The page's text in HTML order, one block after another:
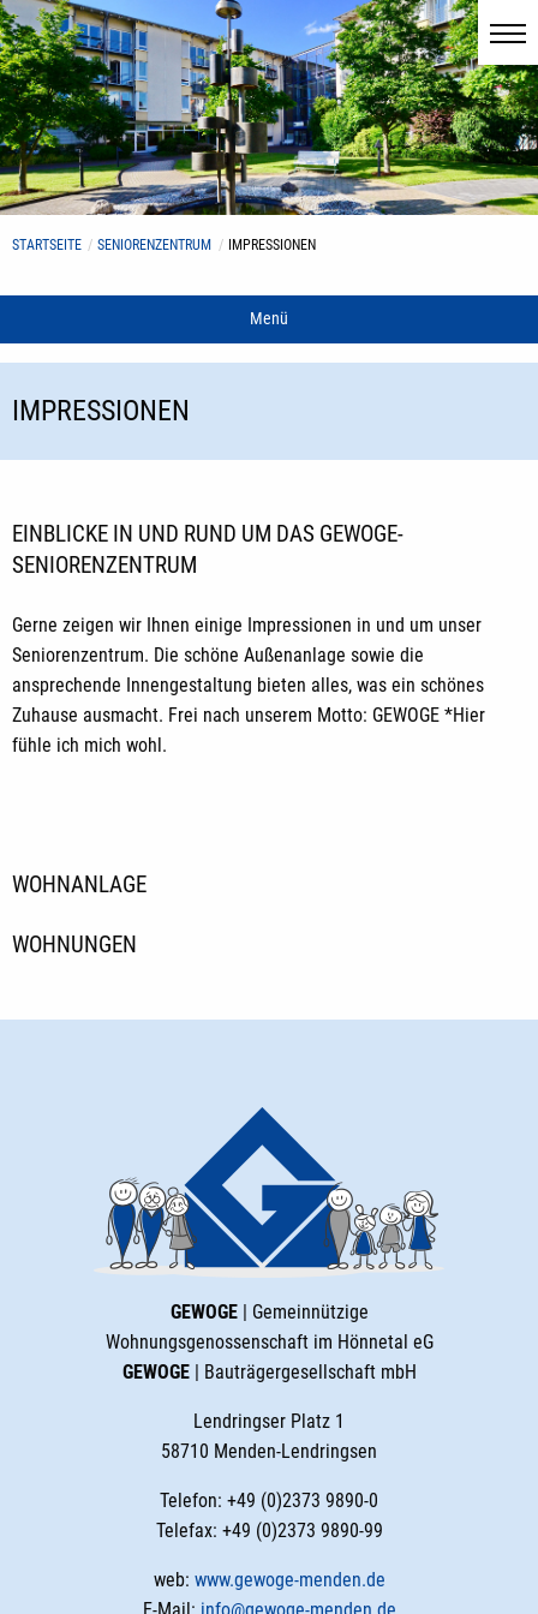
STARTSEITE SENIORENZENTRUM IMPRESSIONEN
Menü
IMPRESSIONEN
EINBLICKE IN UND RUND UM DAS GEWOGE-
SENIORENZENTRUM
Gerne zeigen wir Ihnen einige Impressionen in und um unser
Seniorenzentrum. Die schöne Außenanlage sowie die
ansprechende Innengestaltung bieten alles, was ein schönes
Zuhause ausmacht. Frei nach unserem Motto: GEWOGE *Hier
fühle ich mich wohl.
WOHNANLAGE
WOHNUNGEN
GEWOGE| Gemeinnützige
Wohnungsgenossenschaft im Hönnetal eG
GEWOGE| Bauträgergesellschaft mbH
Lendringser Platz 1
58710 Menden-Lendringsen
Telefon: +49 (0)2373 9890-0
Telefax: +49 (0)2373 9890-99
web: www.gewoge-menden.de